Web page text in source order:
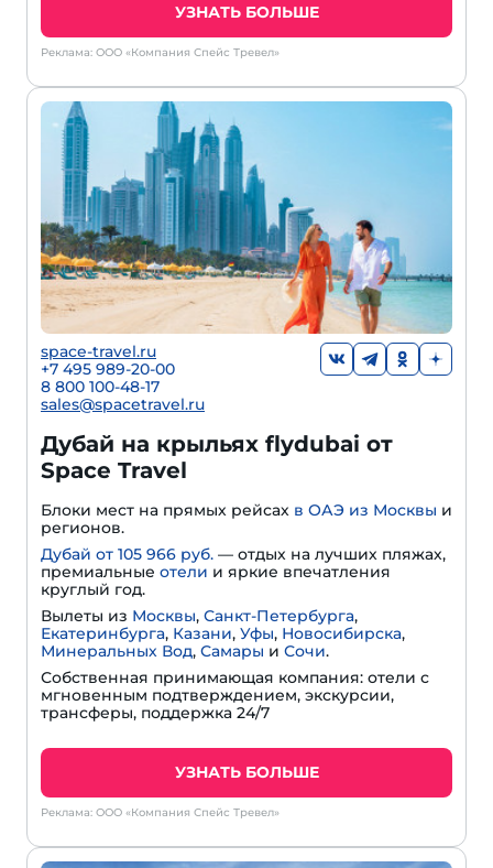
УЗНАТЬ БОЛЬШЕ
Реклама: ООО «Компания Спейс Тревел»
space-travel.ru
+7 495 989-20-00
8 800 100-48-17
sales@spacetravel.ru
Дубай на крыльях flydubai от
Space Travel
Блоки мест на прямых рейсах в ОАЭ из Москвы и
регионов.
Дубай от 105 966 руб. — отдых на лучших пляжах,
премиальные отели и яркие впечатления
круглый год.
Вылеты из Москвы, Санкт-Петербурга,
Екатеринбурга, Казани, Уфы, Новосибирска,
Минеральных Вод, Самары и Сочи.
Собственная принимающая компания: отели с
мгновенным подтверждением, экскурсии,
трансферы, поддержка 24/7
УЗНАТЬ БОЛЬШЕ
Реклама: ООО «Компания Спейс Тревел»